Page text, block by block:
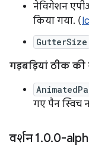
नेविगेशन
किया गया. (
GutterSize
गड़बड़ियां ठीक की
गए पैन स्विच
वर्शन 1.0.0-